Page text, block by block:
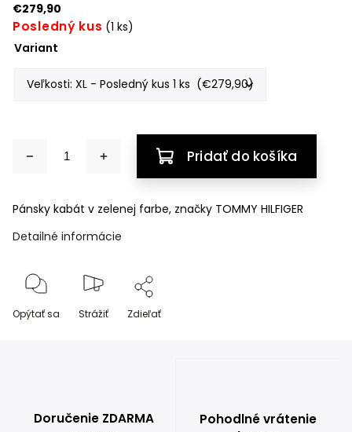
€279,90
Posledný kus (1 ks)
Variant
Pridať do košíka
Pánsky kabát v zelenej farbe, značky TOMMY HILFIGER
Detailné informácie
Opýtať sa Strážiť Zdieľať
Doručenie ZDARMA
Pohodlné vrátenie